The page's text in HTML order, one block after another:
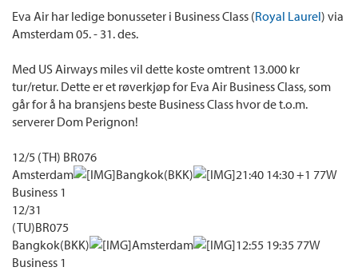
Eva Air har ledige bonusseter i Business Class (Royal Laurel) via
Amsterdam 05. - 31. des.
Med US Airways miles vil dette koste omtrent 13.000 kr
tur/retur. Dette er et røverkjøp for Eva Air Business Class, som
går for å ha bransjens beste Business Class hvor de t.o.m.
serverer Dom Perignon!
12/5 (TH) BR076
Amsterdam
Bangkok(BKK)
21:40 14:30 +1 77W
Business 1
12/31
(TU)BR075
Bangkok(BKK)
Amsterdam
12:55 19:35 77W
Business 1